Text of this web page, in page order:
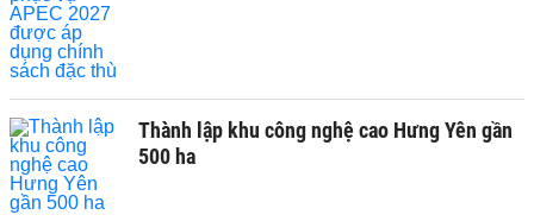
Thành lập khu công nghệ cao Hưng Yên gần
500 ha